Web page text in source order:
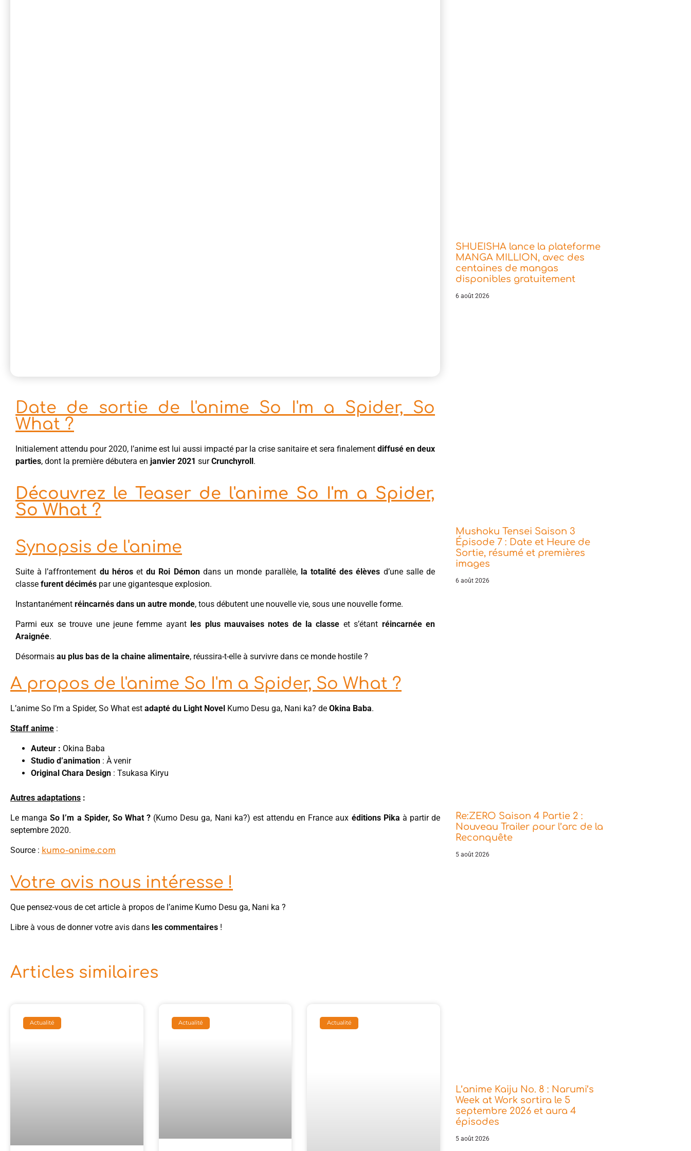
Date de sortie de l'anime So I'm a Spider, So
What ?
Initialement attendu pour 2020, l’anime est lui aussi impacté par la crise sanitaire et sera finalement diffusé en deux
parties, dont la première débutera en janvier 2021 surCrunchyroll.
Découvrez le Teaser de l'anime So I'm a Spider,
So What ?
Synopsis de l'anime
Suite à l’affrontement du hérosetdu Roi Démondans un monde parallèle, la totalité des élèves d’une salle de
classe furent décimés par une gigantesque explosion.
Instantanément réincarnés dans un autre monde, tous débutent une nouvelle vie, sous une nouvelle forme.
Parmi eux se trouve une jeune femme ayant les plus mauvaises notes de la classe et s’étant réincarnée en
Araignée.
Désormais au plus bas de la chaine alimentaire, réussira-t-elle à survivre dans ce monde hostile ?
A propos de l'anime So I'm a Spider, So What ?
L’anime So I’m a Spider, So What est adapté du Light Novel Kumo Desu ga, Nani ka? de Okina Baba.
Staff anime :
Auteur : Okina Baba
Studio d’animation : À venir
Original Chara Design : Tsukasa Kiryu
Autres adaptations :
Le mangaSo I’m a Spider, So What ? (Kumo Desu ga, Nani ka?) est attendu en France aux éditions Pika à partir de
septembre 2020.
Source : kumo-anime.com
Votre avis nous intéresse !
Que pensez-vous de cet article à propos de l’anime Kumo Desu ga, Nani ka ?
Libre à vous de donner votre avis dans les commentaires !
Articles similaires
Actualité Actualité Actualité
SHUEISHA lance la plateforme
MANGA MILLION, avec des
centaines de mangas
disponibles gratuitement
6 août 2026
Mushoku Tensei Saison 3
Épisode 7 : Date et Heure de
Sortie, résumé et premières
images
6 août 2026
Re:ZERO Saison 4 Partie 2 :
Nouveau Trailer pour l’arc de la
Reconquête
5 août 2026
L’anime Kaiju No. 8 : Narumi’s
Week at Work sortira le 5
septembre 2026 et aura 4
épisodes
5 août 2026